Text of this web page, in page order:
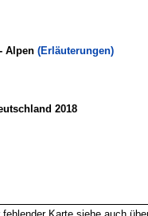
Alpen (Erläuterungen)
2018